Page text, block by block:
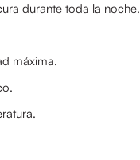
durante toda la noche.
máxima.